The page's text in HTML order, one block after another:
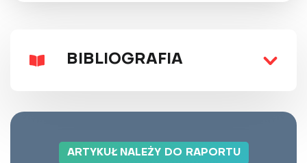
BIBLIOGRAFIA
ARTYKUŁ NALEŻY DO RAPORTU